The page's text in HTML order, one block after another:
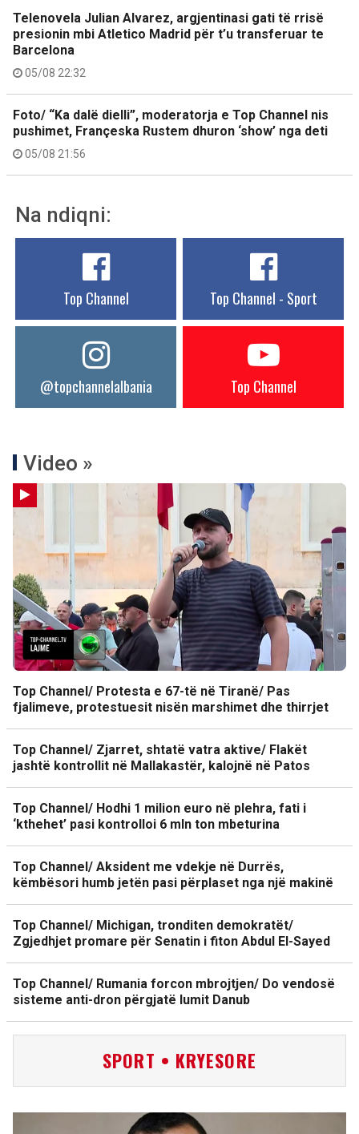
Telenovela Julian Alvarez, argjentinasi gati të rrisë
presionin mbi Atletico Madrid për t’u transferuar te
Barcelona
05/08 22:32
Foto/ “Ka dalë dielli”, moderatorja e Top Channel nis
pushimet, Françeska Rustem dhuron ‘show’ nga deti
05/08 21:56
Na ndiqni:
Top Channel Top Channel - Sport
@topchannelalbania Top Channel
Video »
Top Channel/ Protesta e 67-të në Tiranë/ Pas
fjalimeve, protestuesit nisën marshimet dhe thirrjet
Top Channel/ Zjarret, shtatë vatra aktive/ Flakët
jashtë kontrollit në Mallakastër, kalojnë në Patos
Top Channel/ Hodhi 1 milion euro në plehra, fati i
‘kthehet’ pasi kontrolloi 6 mln ton mbeturina
Top Channel/ Aksident me vdekje në Durrës,
këmbësori humb jetën pasi përplaset nga një makinë
Top Channel/ Michigan, tronditen demokratët/
Zgjedhjet promare për Senatin i fiton Abdul El-Sayed
Top Channel/ Rumania forcon mbrojtjen/ Do vendosë
sisteme anti-dron përgjatë lumit Danub
SPORT • KRYESORE